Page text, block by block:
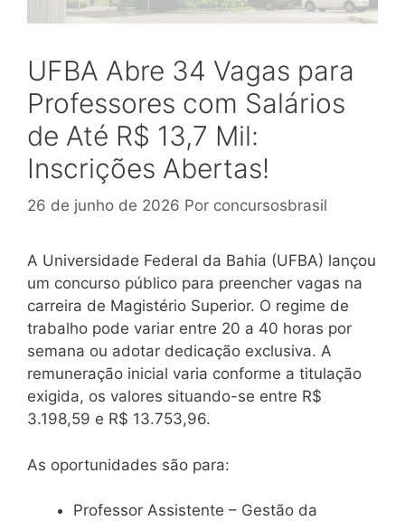
UFBA Abre 34 Vagas para
Professores com Salários
de Até R$ 13,7 Mil:
Inscrições Abertas!
26 de junho de 2026 Por concursosbrasil
A Universidade Federal da Bahia (UFBA) lançou
um concurso público para preencher vagas na
carreira de Magistério Superior. O regime de
trabalho pode variar entre 20 a 40 horas por
semana ou adotar dedicação exclusiva. A
remuneração inicial varia conforme a titulação
exigida, os valores situando-se entre R$
3.198,59 e R$ 13.753,96.
As oportunidades são para:
Professor Assistente – Gestão da